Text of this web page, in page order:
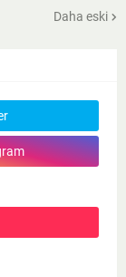
Daha eski